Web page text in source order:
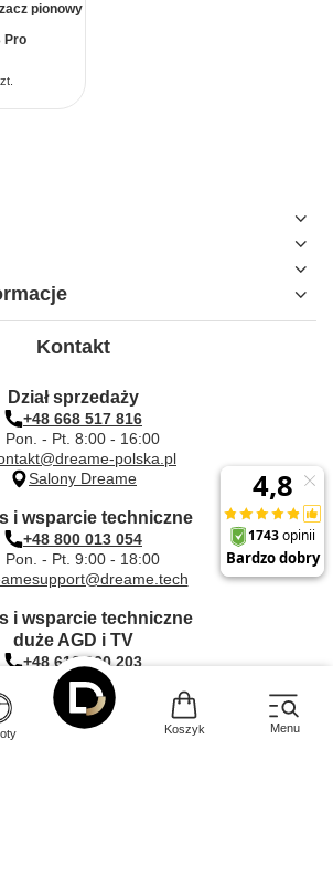
Koszyk Menu
pionowy
Pro
Kontakt
Dział sprzedaży
+48 668 517 816
Pon. - Pt. 8:00 - 16:00
polska.pl
Salony Dreame
i wsparcie techniczne
+48 800 013 054
Pon. - Pt. 9:00 - 18:00
i wsparcie techniczne
duże AGD i TV
+48 612 000 203
Pon. - Pt. 9:00 - 17:00
net.com